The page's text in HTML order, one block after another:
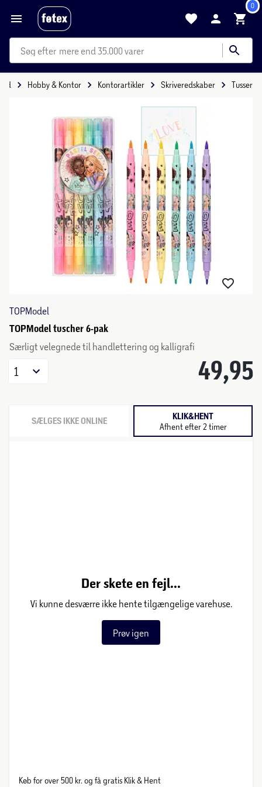
0
mere end 35.000 varer
Hobby & Kontor Kontorartikler Skriveredskaber Tusser
TOPModel
TOPModel tuscher 6-pak
Særligt velegnede til handlettering og kalligrafi
49,95
1
SÆLGES IKKE ONLINE KLIK&HENT
Afhent efter 2 timer
Der skete en fejl...
Vi kunne desværre ikke hente tilgængelige varehuse.
Prøv igen
Køb for over 500 kr. og få gratis Klik & Hent